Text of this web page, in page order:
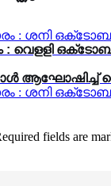
വെളളി
ആഘോഷിച്ച്
fields are